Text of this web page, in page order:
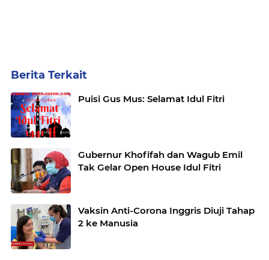
Berita Terkait
Puisi Gus Mus: Selamat Idul Fitri
Gubernur Khofifah dan Wagub Emil
Tak Gelar Open House Idul Fitri
Vaksin Anti-Corona Inggris Diuji Tahap
2 ke Manusia